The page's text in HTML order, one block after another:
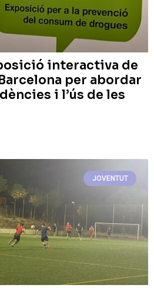
interactiva de
per abordar
i l’ús de les
JOVENTUT